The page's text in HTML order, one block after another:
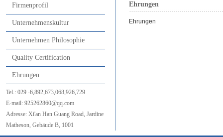
Firmenprofil
Unternehmenskultur
Unternehmen Philosophie
Quality Certification
Ehrungen
Tel.: 029 -6,892,673,068,926,729
E-mail: 925262860@qq.com
Adresse: Xi'an Han Guang Road, Jardine
Matheson, Gebäude B, 1001
Ehrungen
Ehrungen